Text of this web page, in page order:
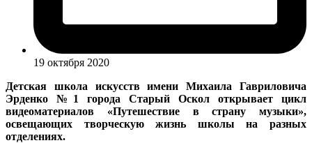
19 октября 2020
Детская школа искусств имени Михаила Гавриловича
Эрденко №1 города Старый Оскол открывает цикл
видеоматериалов «Путешествие в страну музыки»,
освещающих творческую жизнь школы на разных
отделениях.